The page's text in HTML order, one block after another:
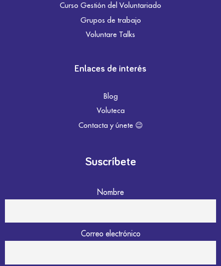
Curso Gestión del Voluntariado
Grupos de trabajo
Voluntare Talks
Enlaces de interés
Blog
Voluteca
Contacta y únete 😉
Suscríbete
Nombre
Correo electrónico